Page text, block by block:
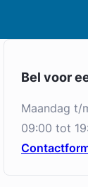
Bel voor
maandag
09:00 tot